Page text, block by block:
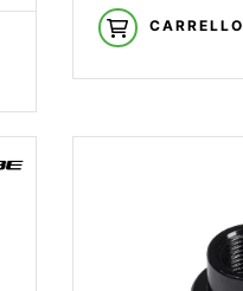
CARRELLO